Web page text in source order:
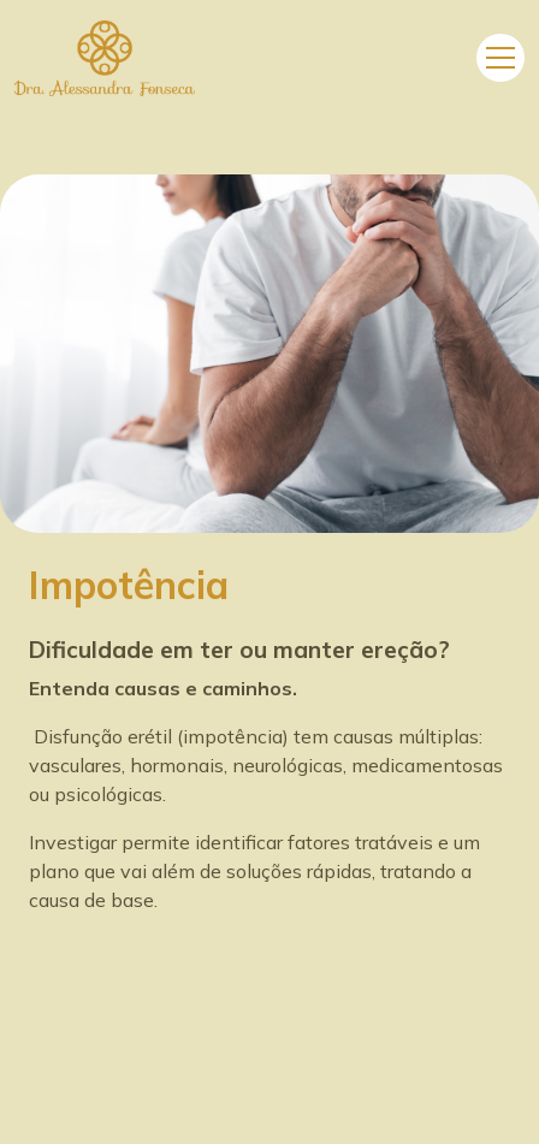
Impotência
Dificuldade em ter ou manter ereção?
Entenda causas e caminhos.
Disfunção erétil (impotência) tem causas múltiplas:
vasculares, hormonais, neurológicas, medicamentosas
ou psicológicas.
Investigar permite identificar fatores tratáveis e um
plano que vai além de soluções rápidas, tratando a
causa de base.